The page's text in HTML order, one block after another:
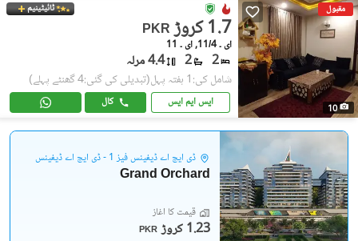
مقبول
10
ٹائیٹینیم
PKR 1.7 کروڑ
ای ۔ 11/4, ای ۔ 11
2
2 4.4 مرلہ
شامل کی:1 ہفتہ پہل (تبدیلی کی گئی:4 گھنٹے پہلے)
ایس ایم ایس کال
ڈی ایچ اے ڈیفینس فیز 1 - ڈی ایچ اے ڈیفینس
Grand Orchard
قیمت کا آغاز
PKR 1.23 کروڑ